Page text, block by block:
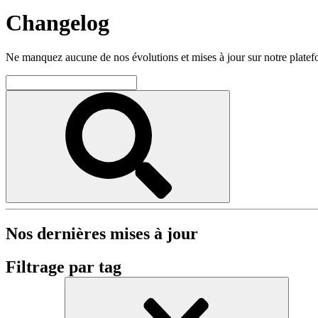
Changelog
Ne manquez aucune de nos évolutions et mises à jour sur notre
Nos dernières mises à jour
Filtrage par tag